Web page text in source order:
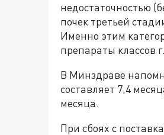
недостаточностью
почек третьей
Именно этим
препараты классов
В Минздраве
составляет 7,4
месяца.
При сбоях с